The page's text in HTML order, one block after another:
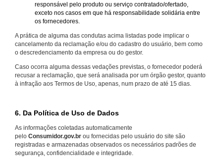
responsável pelo produto ou serviço contratado/ofertado,
exceto nos casos em que há responsabilidade solidária entre
os fornecedores.
A prática de alguma das condutas acima listadas pode implicar o
cancelamento da reclamação e/ou do cadastro do usuário, bem como
o descredenciamento da empresa ou do gestor.
Caso ocorra alguma dessas vedações previstas, o fornecedor poderá
recusar a reclamação, que será analisada por um órgão gestor, quanto
à infração aos Termos de Uso, apenas, num prazo de até 15 dias.
6. Da Política de Uso de Dados
As informações coletadas automaticamente
pelo Consumidor.gov.br ou fornecidas pelo usuário do site são
registradas e armazenadas observados os necessários padrões de
segurança, confidencialidade e integridade.